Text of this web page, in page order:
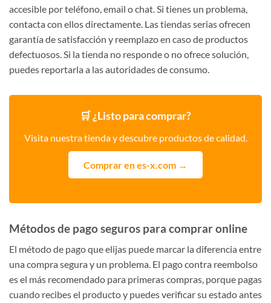
accesible por teléfono, email o chat. Si tienes un problema,
contacta con ellos directamente. Las tiendas serias ofrecen
garantía de satisfacción y reemplazo en caso de productos
defectuosos. Si la tienda no responde o no ofrece solución,
puedes reportarla a las autoridades de consumo.
🛒 ¿Listo para comprar?
Visita nuestra tienda y descubre productos de calidad.
Comprar en es-x.com →
Métodos de pago seguros para comprar online
El método de pago que elijas puede marcar la diferencia entre
una compra segura y un problema. El pago contra reembolso
es el más recomendado para primeras compras, porque pagas
cuando recibes el producto y puedes verificar su estado antes